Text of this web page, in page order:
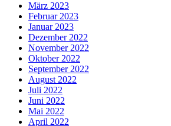
März 2023
Februar 2023
Januar 2023
Dezember 2022
November 2022
Oktober 2022
September 2022
August 2022
Juli 2022
Juni 2022
Mai 2022
April 2022